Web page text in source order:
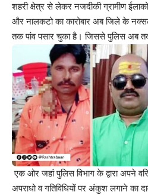
शहरी क्षेत्र से लेकर नजदीकी ग्रामीण
और नालकटो का कारोबार अब जिले के
तक पांव पसार चुका है। जिससे पुलिस अब
एक ओर जहां पुलिस विभाग के द्वारा अपने
अपराधो व गतिविधियों पर अंकुश लगाने का